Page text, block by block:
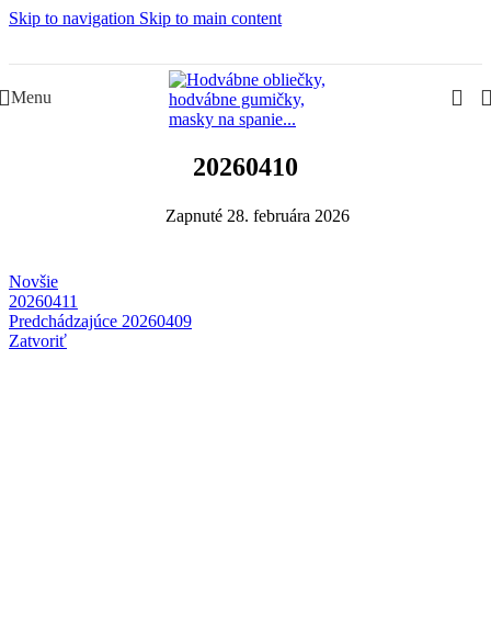
Skip to navigation Skip to main content
Menu
20260410
Zapnuté 28. februára 2026
Novšie
20260411
Predchádzajúce 20260409
Zatvoriť